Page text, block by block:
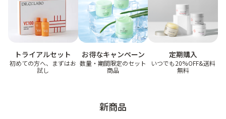
ゲル クリーム
UVケア
トライアルセット
初めての方へ、まずはお
試し
お得なキャンペーン
数量・期間限定のセット
商品
定期購入
いつでも20%OFF&送料
無料
新商品